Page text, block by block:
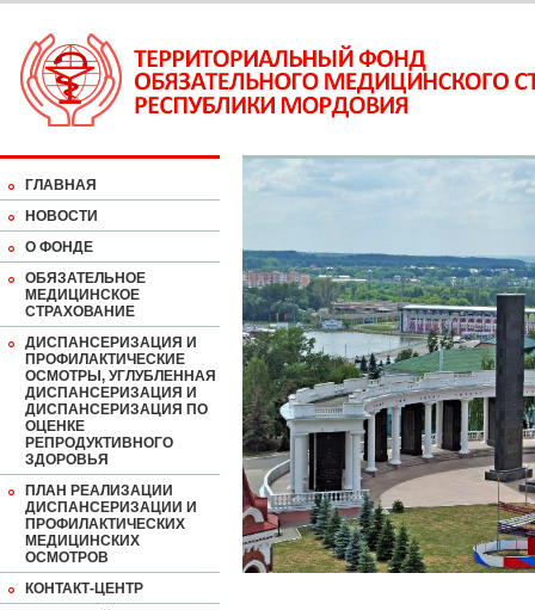
ГЛАВНАЯ
НОВОСТИ
О ФОНДЕ
ОБЯЗАТЕЛЬНОЕ
МЕДИЦИНСКОЕ
СТРАХОВАНИЕ
ДИСПАНСЕРИЗАЦИЯ И
ПРОФИЛАКТИЧЕСКИЕ
ОСМОТРЫ, УГЛУБЛЕННАЯ
ДИСПАНСЕРИЗАЦИЯ И
ДИСПАНСЕРИЗАЦИЯ ПО
ОЦЕНКЕ
РЕПРОДУКТИВНОГО
ЗДОРОВЬЯ
ПЛАН РЕАЛИЗАЦИИ
ДИСПАНСЕРИЗАЦИИ И
ПРОФИЛАКТИЧЕСКИХ
МЕДИЦИНСКИХ
ОСМОТРОВ
КОНТАКТ-ЦЕНТР